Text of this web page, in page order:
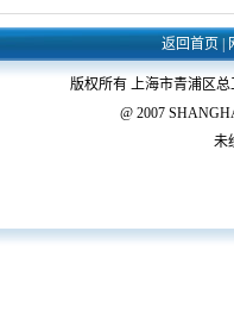
返回首页
版权所有 上海市青浦区
@ 2007
未